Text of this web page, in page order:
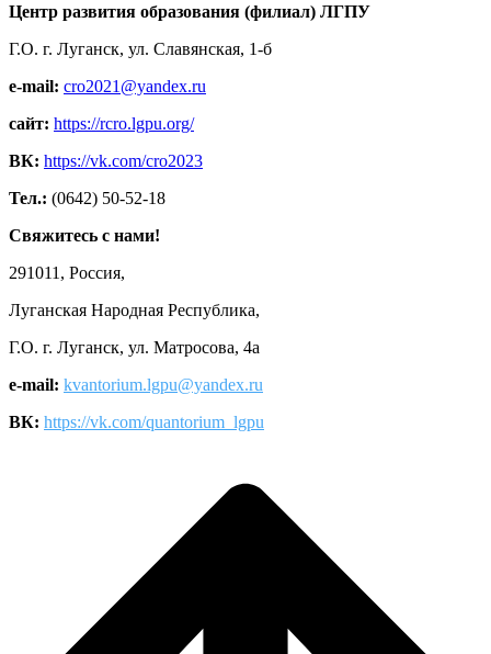
Центр развития образования (филиал) ЛГПУ
Г.О. г. Луганск, ул. Славянская, 1-б
e-mail: cro2021@yandex.ru
сайт: https://rcro.lgpu.org/
ВК: https://vk.com/cro2023
Тел.: (0642) 50-52-18
Свяжитесь с нами!
291011, Россия,
Луганская Народная Республика,
Г.О. г. Луганск, ул. Матросова, 4а
e-mail: kvantorium.lgpu@yandex.ru
ВК: https://vk.com/quantorium_lgpu